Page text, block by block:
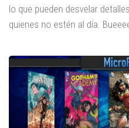
lo que pueden desvelar
quienes no estén al día.